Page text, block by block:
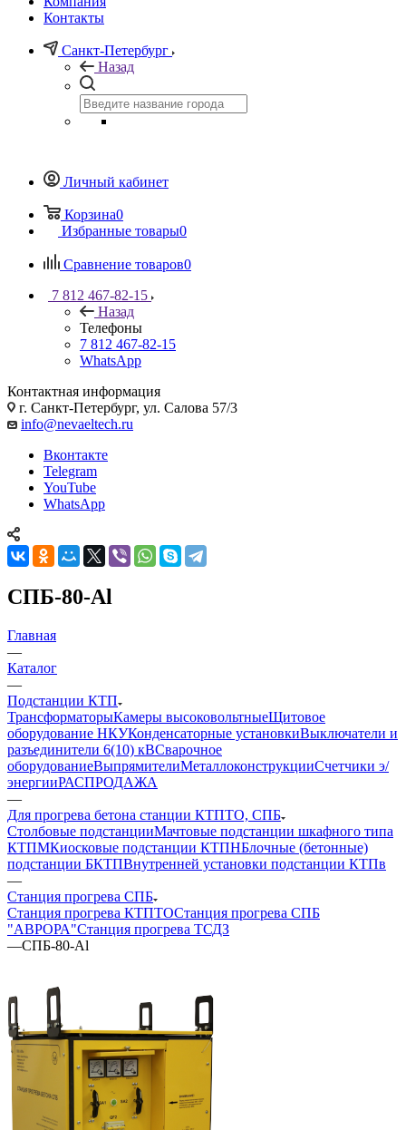
Контакты
Санкт-Петербург
Назад
Личный кабинет
Корзина0
Избранные товары0
Сравнение товаров0
7 812 467-82-15
Назад
Телефоны
7 812 467-82-15
WhatsApp
Контактная информация
г. Санкт-Петербург, ул. Салова 57/3
info@nevaeltech.ru
Вконтакте
Telegram
YouTube
WhatsApp
СПБ-80-Al
Главная
—
Каталог
—
Подстанции КТП
ТрансформаторыКамеры высоковольтныеЩитовое
оборудование НКУКонденсаторные установкиВыключатели и
разъединители 6(10) кВСварочное
оборудованиеВыпрямителиМеталлоконструкцииСчетчики э/
энергииРАСПРОДАЖА
—
Для прогрева бетона станции КТПТО, СПБ
Столбовые подстанцииМачтовые подстанции шкафного типа
КТПМКиосковые подстанции КТПНБлочные (бетонные)
подстанции БКТПВнутренней установки подстанции КТПв
—
Станция прогрева СПБ
Станция прогрева КТПТОСтанция прогрева СПБ
"АВРОРА"Станция прогрева ТСДЗ
—СПБ-80-Al